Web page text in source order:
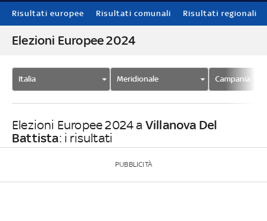
Risultati europee Risultati comunali Risultati regionali
Elezioni Europee 2024
Italia Meridionale Campania
Elezioni Europee 2024 a Villanova Del
Battista: i risultati
PUBBLICITÀ